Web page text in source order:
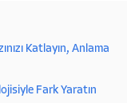
Katlayın, Anlama
Fark Yaratın